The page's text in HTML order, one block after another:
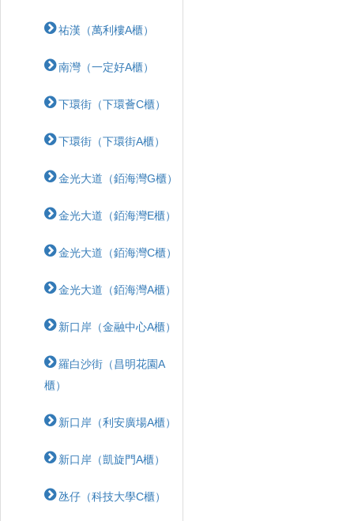
祐漢（萬利樓A櫃）
南灣（一定好A櫃）
下環街（下環薈C櫃）
下環街（下環街A櫃）
金光大道（銆海灣G櫃）
金光大道（銆海灣E櫃）
金光大道（銆海灣C櫃）
金光大道（銆海灣A櫃）
新口岸（金融中心A櫃）
羅白沙街（昌明花園A
櫃）
新口岸（利安廣場A櫃）
新口岸（凱旋門A櫃）
氹仔（科技大學C櫃）